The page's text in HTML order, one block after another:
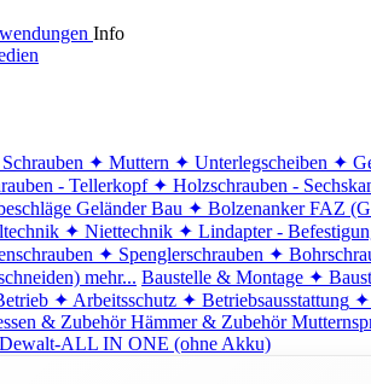
Info
✦ Muttern ✦ Unterlegscheiben ✦
- Tellerkopf ✦ Holzschrauben -
Geländer Bau ✦ Bolzenanker FAZ
✦ Niettechnik ✦ Lindapter -
✦ Spenglerschrauben ✦
mehr... Baustelle & Montage ✦
✦ Arbeitsschutz ✦ Betriebsausstattung ✦
& Zubehör Hämmer & Zubehör
Dewalt-ALL IN ONE (ohne Akku)